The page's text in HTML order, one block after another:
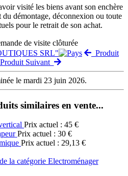
visité les biens avant son enchère
démontage, déconnexion ou toute
pour le retrait de son achat.
de visite clôturée
SRL"
Produit
Produit Suivant
le mardi 23 juin 2026.
similaires en vente...
Prix actuel : 45 €
Prix actuel : 30 €
Prix actuel : 29,13 €
la catégorie Electroménager